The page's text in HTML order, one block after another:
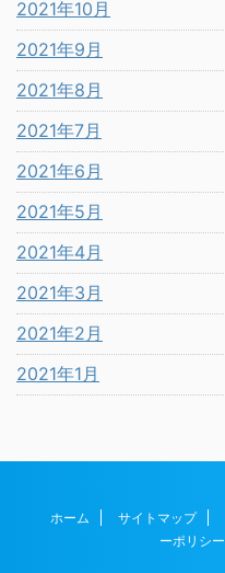
2021年10月
2021年9月
2021年8月
2021年7月
2021年6月
2021年5月
2021年4月
2021年3月
2021年2月
2021年1月
ホーム サイトマップ
ーポリシー